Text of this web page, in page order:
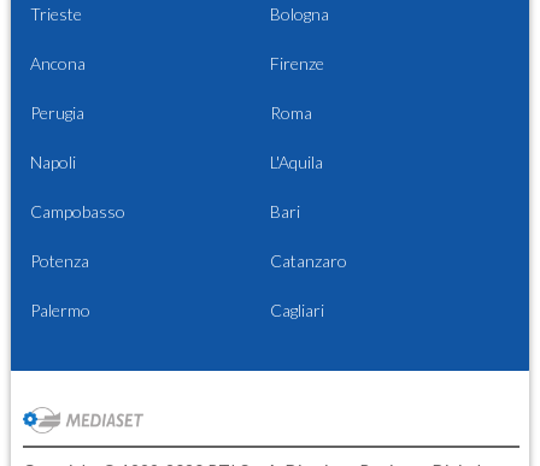
Trieste Bologna
Ancona Firenze
Perugia Roma
Napoli L'Aquila
Campobasso Bari
Potenza Catanzaro
Palermo Cagliari